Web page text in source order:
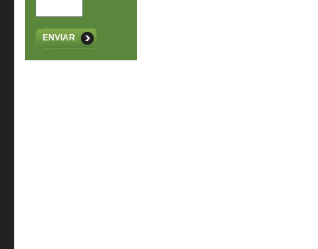
ENVIAR